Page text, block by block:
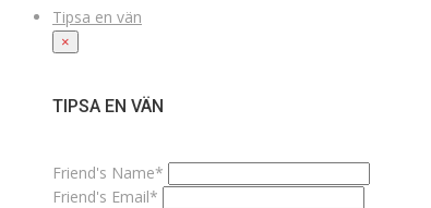
Tipsa en vän
×
TIPSA EN VÄN
Friend's Name*
Friend's Email*